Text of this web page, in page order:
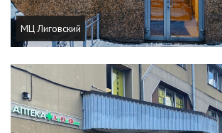
МЦ Лиговский